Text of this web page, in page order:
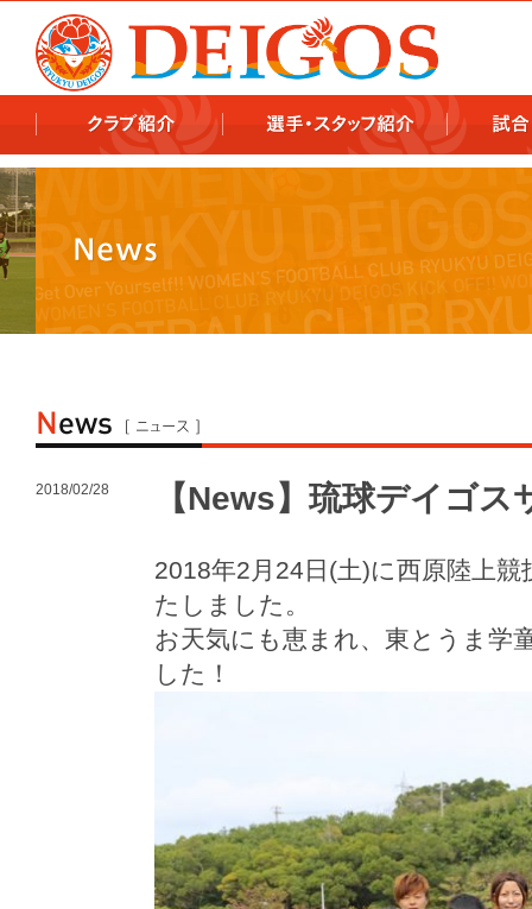
2018/02/28 【News】琉球デイゴ
2018年2月24日(土)に西原陸上
たしました。
お天気にも恵まれ、東とうま学
した！